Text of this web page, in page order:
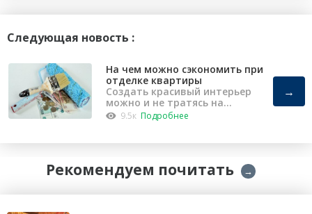
Следующая новость :
На чем можно сэкономить при
отделке квартиры
Создать красивый интерьер
можно и не тратясь на
капремонт
9.5к Подробнее
→
Рекомендуем почитать →